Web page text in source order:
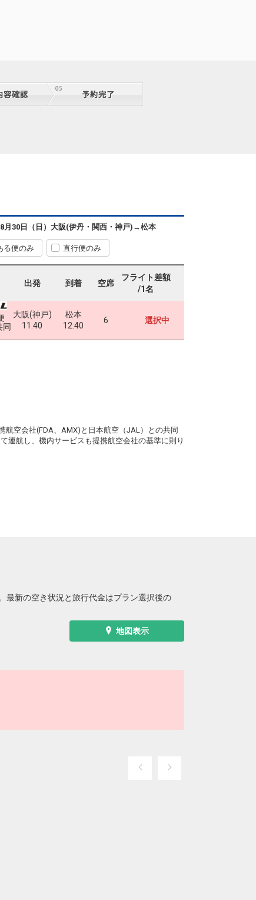
月30日（日） 大阪(伊丹・関西・神戸) →松本
る便のみ 直行便のみ
出発 到着 空席
フライト差額
/1名
同
大阪(神戸)
11:40
松本
12:40
6 選択中
航空会社(FDA、AMX)と日本航空（JAL）との共同
運航し、機内サービスも提携航空会社の基準に則り
最新の空き状況と旅行代金はプラン選択後の
地図表示